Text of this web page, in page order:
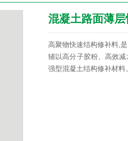
混凝土路面薄
高聚物快速结构修补料,
辅以高分子胶粉、高效
强型混凝土结构修补材